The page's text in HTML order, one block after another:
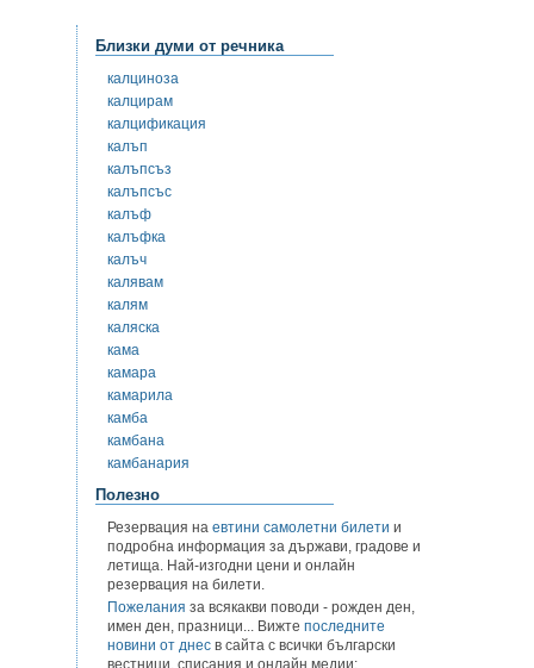
Близки думи от речника
калциноза
калцирам
калцификация
калъп
калъпсъз
калъпсъс
калъф
калъфка
калъч
калявам
калям
каляска
кама
камара
камарила
камба
камбана
камбанария
Полезно
Резервация на евтини самолетни билети и
подробна информация за държави, градове и
летища. Най-изгодни цени и онлайн
резервация на билети.
Пожелания за всякакви поводи - рожден ден,
имен ден, празници... Вижте последните
новини от днес в сайта с всички български
вестници, списания и онлайн медии: